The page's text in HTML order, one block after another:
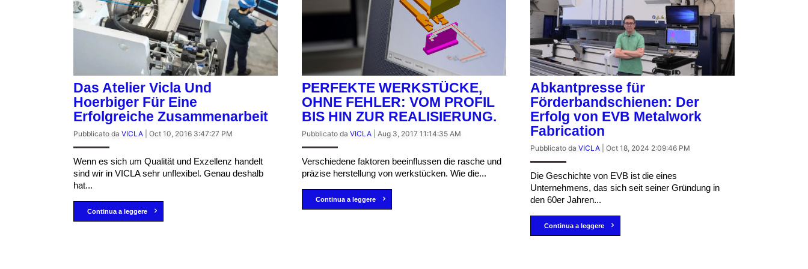
Das Atelier Vicla Und
Hoerbiger Für Eine
Erfolgreiche Zusammenarbeit
Pubblicato da VICLA Oct 10, 2016 3:47:27 PM
Wenn es sich um Qualität und Exzellenz handelt
sind wir in VICLA sehr unflexibel. Genau deshalb
hat...
Continua a leggere
PERFEKTE WERKSTÜCKE,
OHNE FEHLER: VOM PROFIL
BIS HIN ZUR REALISIERUNG.
Pubblicato da VICLA Aug 3, 2017 11:14:35 AM
Verschiedene faktoren beeinflussen die rasche und
präzise herstellung von werkstücken. Wie die...
Continua a leggere
Abkantpresse für
Förderbandschienen: Der
Erfolg von EVB Metalwork
Fabrication
Pubblicato da VICLA Oct 18, 2024 2:09:46 PM
Die Geschichte von EVB ist die eines
Unternehmens, das sich seit seiner Gründung in
den 60er Jahren...
Continua a leggere